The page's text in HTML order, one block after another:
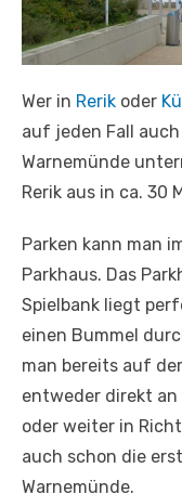
Wer in Rerik oder
auf jeden Fall
Warnemünde
Rerik aus in ca. 30
Parken kann man
Parkhaus. Das
Spielbank liegt
einen Bummel
man bereits auf
entweder direkt
oder weiter in
auch schon die
Warnemünde.